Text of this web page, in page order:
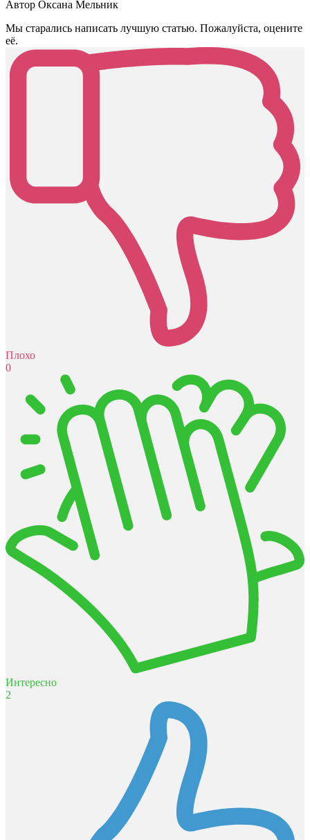
Автор Оксана Мельник
Мы старались написать лучшую статью. Пожалуйста, оцените
её.
Плохо
0
Интересно
2